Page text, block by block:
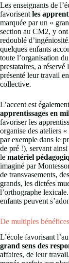
Les enseignants de
favorisent les
marquée par un «
section au CM2, y
redoublé
quelques enfants
toute l’organisation
prestataires, a
présenté leur travail
collective.
L’accent est
apprentissages en
favoriser les
organise des ateliers
par exemple dans le
de pré !), servant
le matériel
imaginé par
de transvasements,
grands, les dictées
l’orthographe
enfants peuvent
De multiples
L’école favorisant
grand sens des
affaires, de leur